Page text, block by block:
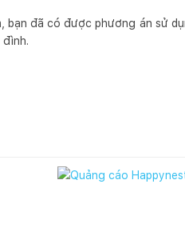
đã có được phương án sử